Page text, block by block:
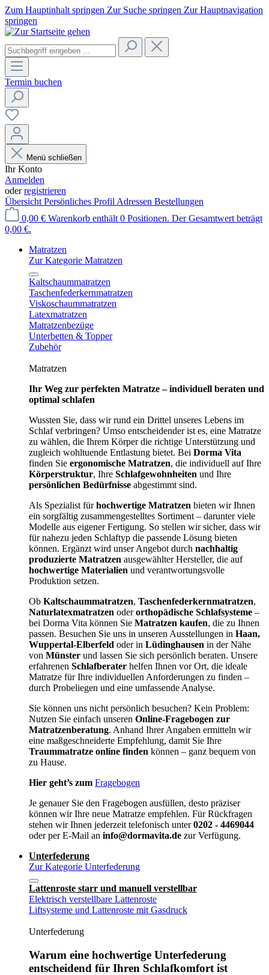
Zum Hauptinhalt springen Zur Suche springen Zur Hauptnavigation
springen
Termin buchen
Menü schließen
Ihr Konto
Anmelden
oderregistrieren
Übersicht Persönliches Profil Adressen Bestellungen
0,00 € Warenkorb enthält 0 Positionen. Der Gesamtwert beträgt
0,00 €.
Matratzen
Zur Kategorie Matratzen
Kaltschaummatratzen
Taschenfederkernmatratzen
Viskoschaummatratzen
Latexmatratzen
Matratzenbezüge
Unterbetten & Topper
Zubehör
Matratzen
Ihr Weg zur perfekten Matratze – individuell beraten und
optimal schlafen
Wussten Sie, dass wir rund ein Drittel unseres Lebens im
Schlaf verbringen? Umso entscheidender ist es, eine Matratze
zu wählen, die Ihrem Körper die richtige Unterstützung und
zugleich wohltuende Entlastung bietet. Bei Dorma Vita
finden Sie ergonomische Matratzen, die individuell auf Ihre
Körperstruktur, Ihre Schlafgewohnheiten und Ihre
persönlichen Bedürfnisse abgestimmt sind.
Als Spezialist fürhochwertige Matratzen bieten wir Ihnen
ein sorgfältig zusammengestelltes Sortiment – darunter viele
Modelle aus eigener Fertigung. So stellen wir sicher, dass wir
für nahezu jeden Schlaftyp die passende Lösung bieten
können. Ergänzt wird unser Angebot durch nachhaltig
produzierte Matratzen ausgewählter Hersteller, die auf
hochwertige Materialien und verantwortungsvolle
Produktion setzen.
Ob Kaltschaummatratzen, Taschenfederkernmatratzen,
Naturlatexmatratzen oderorthopädische Schlafsysteme –
bei Dorma Vita können Sie Matratzen kaufen, die zu Ihnen
passen. Besuchen Sie uns in unseren Ausstellungen in Haan,
Wuppertal-Elberfeld oder in Lüdinghausen in der Nähe
von Münster und lassen Sie sich persönlich beraten. Unsere
erfahrenen Schlafberater helfen Ihnen vor Ort, die ideale
Matratze für Ihre individuellen Anforderungen zu finden –
durch Probeliegen und eine umfassende Analyse.
Sie können uns nicht persönlich besuchen? Kein Problem:
Nutzen Sie einfach unseren Online-Fragebogen zur
Matratzenberatung. Anhand Ihrer Angaben ermitteln wir
eine maßgeschneiderte Empfehlung, damit Sie Ihre
Traummatratze online finden können – ganz bequem von
zu Hause.
Hier geht’s zum Fragebogen
Je genauer Sie den Fragebogen ausfüllen, desto präziser
können wir Ihre neue Matratze empfehlen. Für Rückfragen
stehen wir Ihnen jederzeit telefonisch unter0202 - 4469044
oder per E-Mail an info@dormavita.de zur Verfügung.
Unterfederung
Zur Kategorie Unterfederung
Lattenroste starr und manuell verstellbar
Elektrisch verstellbare Lattenroste
Liftsysteme und Lattenroste mit Gasdruck
Unterfederung
Warum eine hochwertige Unterfederung
entscheidend für Ihren Schlafkomfort ist